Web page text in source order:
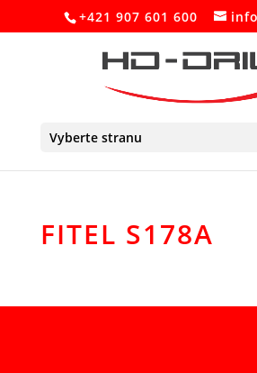
+421 907 601 600
Vyberte stranu
FITEL S178A